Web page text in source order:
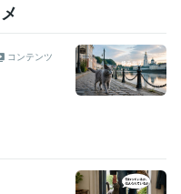
コンテンツ